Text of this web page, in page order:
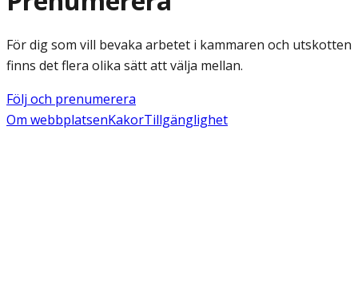
För dig som vill bevaka arbetet i kammaren och utskotten
finns det flera olika sätt att välja mellan.
Följ och prenumerera
Om webbplatsenKakorTillgänglighet